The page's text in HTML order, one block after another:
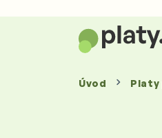
Úvod Platy